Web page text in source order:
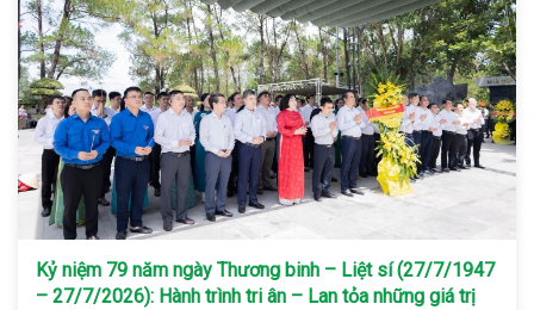
Kỷ niệm 79 năm ngày Thương binh – Liệt sí (27/7/1947
– 27/7/2026): Hành trình tri ân – Lan tỏa những giá trị